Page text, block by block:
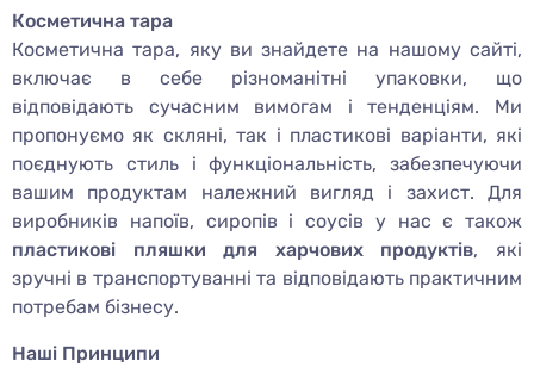
Косметична тара
Косметична тара, яку ви знайдете на нашому сайті,
включає в себе різноманітні упаковки, що
відповідають сучасним вимогам і тенденціям. Ми
пропонуємо як скляні, так і пластикові варіанти, які
поєднують стиль і функціональність, забезпечуючи
вашим продуктам належний вигляд і захист. Для
виробників напоїв, сиропів і соусів у нас є також
пластикові пляшки для харчових продуктів, які
зручні в транспортуванні та відповідають практичним
потребам бізнесу.
Наші Принципи